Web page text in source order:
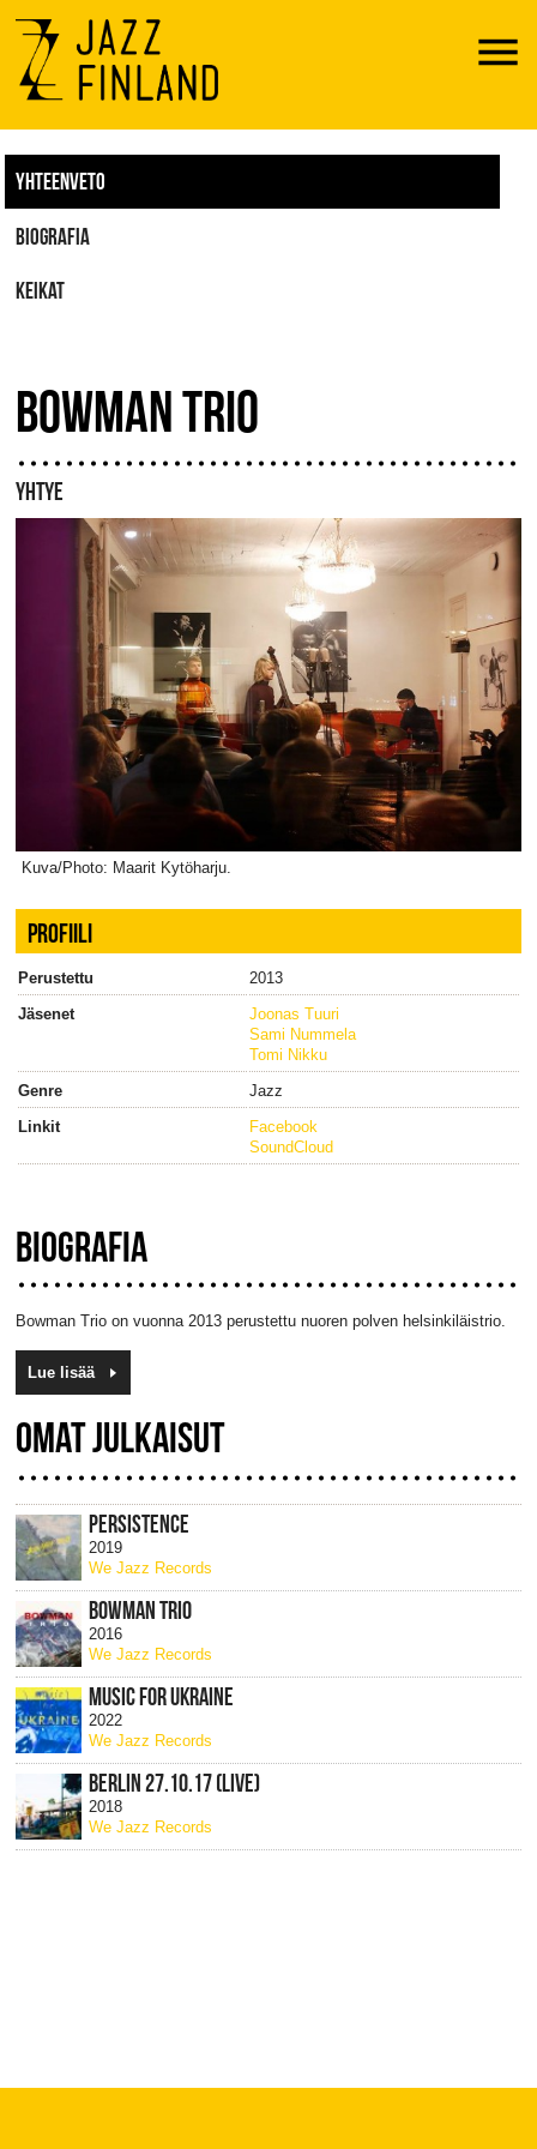
Menu
YHTEENVETO
BIOGRAFIA
KEIKAT
BOWMAN TRIO
YHTYE
Kuva/Photo: Maarit Kytöharju.
PROFIILI
Perustettu
2013
Jäsenet
Joonas Tuuri
Sami Nummela
Tomi Nikku
Genre
Jazz
Linkit
Facebook
SoundCloud
BIOGRAFIA
Bowman Trio on vuonna 2013 perustettu nuoren polven helsinkiläistrio.
Lue lisää
OMAT JULKAISUT
PERSISTENCE
2019
We Jazz Records
BOWMAN TRIO
2016
We Jazz Records
MUSIC FOR UKRAINE
2022
We Jazz Records
BERLIN 27.10.17 (LIVE)
2018
We Jazz Records